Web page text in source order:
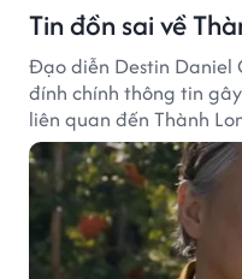
Tin đồn sai về
Đạo diễn Destin Daniel
đính chính thông tin
liên quan đến Thành